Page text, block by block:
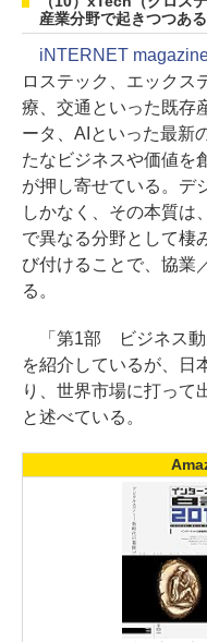
産業分野で起きつつあ
iNTERNET
ロステック、エックス
療、交通といった既存
ータ、AIといった最新
たなビジネスや価値を
が押し寄せている。デ
しかなく、その本質は
で異なる分野として棲
び付けることで、協業
る。
「第1部 ビジネス動
を紹介しているが、日
り、世界市場に打って
と述べている。